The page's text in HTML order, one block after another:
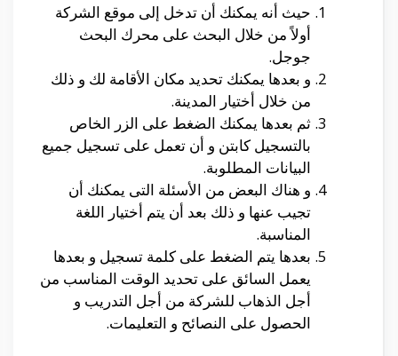
حيث أنه يمكنك أن تدخل إلى موقع الشركة
أولاً من خلال البحث على محرك البحث
جوجل.
و بعدها يمكنك تحديد مكان الأقامة لك و ذلك
من خلال أختيار المدينة.
ثم بعدها يمكنك الضغط على الزر الخاص
بالتسجيل كابتن و أن تعمل على تسجيل جميع
البيانات المطلوبة.
و هناك البعض من الأسئلة التى يمكنك أن
تجيب عنها و ذلك بعد أن يتم أختيار اللغة
المناسبة.
بعدها يتم الضغط على كلمة تسجيل و بعدها
يعمل السائق على تحديد الوقت المناسب من
أجل الذهاب للشركة من أجل التدريب و
الحصول على النصائح و التعليمات.